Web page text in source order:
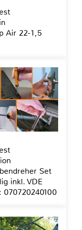
Air 22-1,5
Set
inkl. VDE
070720240100